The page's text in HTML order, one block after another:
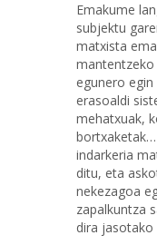
Emakume
subjektu
matxista
mantentzeko
egunero
erasoaldi
mehatxuak,
indarkeria
ditu, eta
nekezagoa
zapalkuntza
dira jasotako